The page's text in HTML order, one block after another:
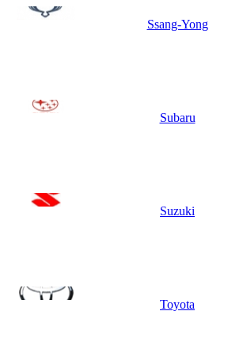
Ssang-Yong
Subaru
Suzuki
Toyota